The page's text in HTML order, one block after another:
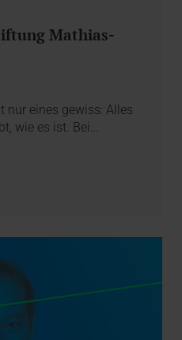
Mathias-
eines gewiss: Alles
wie es ist. Bei…